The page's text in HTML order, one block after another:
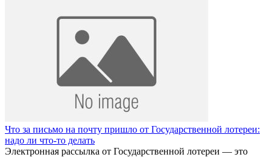
Что за письмо на почту пришло от Государственной лотереи:
надо ли что-то делать
Электронная рассылка от Государственной лотереи — это